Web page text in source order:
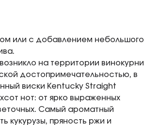
или с добавлением небольшого
на территории винокурни
достопримечательностью, в
виски Kentucky Straight
нот: от ярко выраженных
Самый ароматный
кукурузы, пряность ржи и